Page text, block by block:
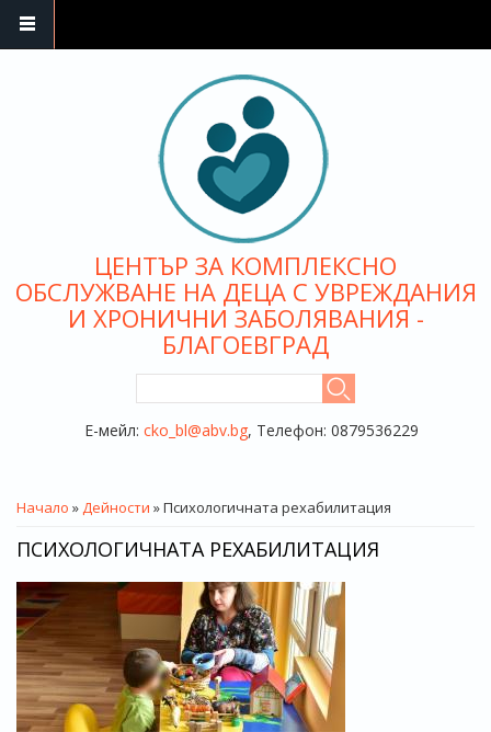
ЦЕНТЪР ЗА КОМПЛЕКСНО
ОБСЛУЖВАНЕ НА ДЕЦА С УВРЕЖДАНИЯ
И ХРОНИЧНИ ЗАБОЛЯВАНИЯ -
БЛАГОЕВГРАД
Е-мейл: cko_bl@abv.bg, Телефон: 0879536229
ВИЕ СТЕ ТУК
Начало »Дейности » Психологичната рехабилитация
ПСИХОЛОГИЧНАТА РЕХАБИЛИТАЦИЯ